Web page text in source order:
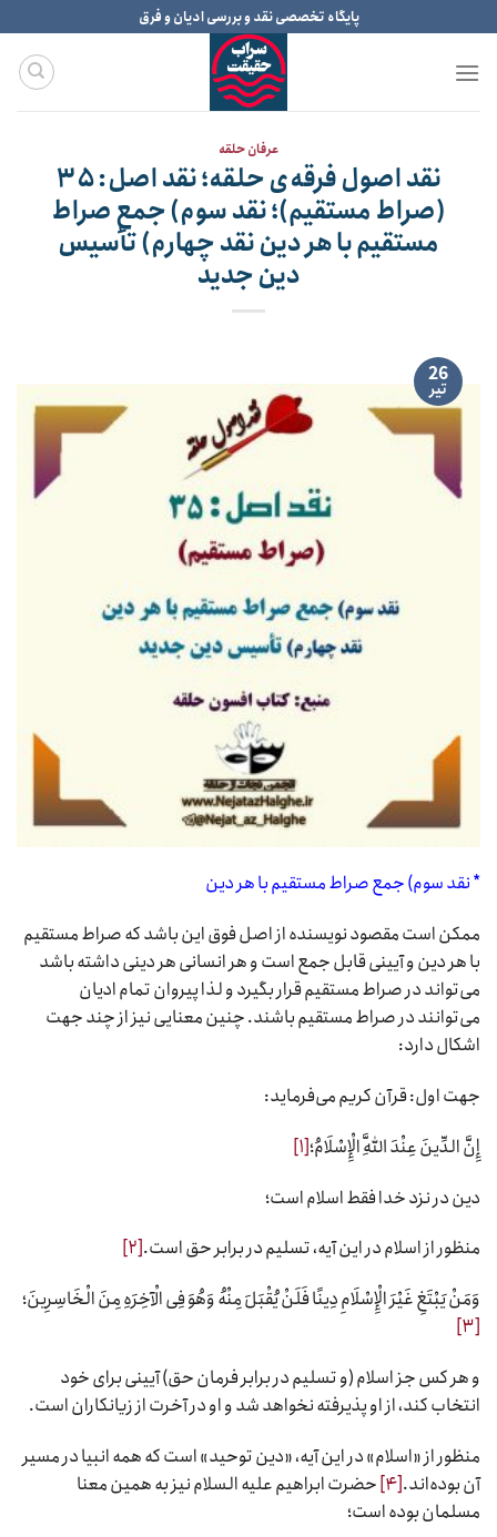
to
content
پایگاه تخصصی نقد و بررسی ادیان و فرق
عرفان حلقه
نقد اصول فرقه‌ی حلقه؛ نقد اصل: ۳۵
(صراط مستقیم)؛ نقد سوم) جمع صراط
مستقیم با هر دین نقد چهارم) تأسیس
دین جدید
26
تیر
* نقد سوم) جمع صراط مستقیم با هر دین
ممکن است مقصود نویسنده از اصل فوق این باشد که صراط مستقیم
با هر دین و آیینی قابل جمع است و هر انسانی هر دینی داشته باشد
می‌تواند در صراط مستقیم قرار بگیرد و لذا پیروان تمام ادیان
می‌توانند در صراط مستقیم باشند. چنین معنایی نیز از چند جهت
اشکال دارد:
جهت اول: قرآن کریم می‌فرماید:
إِنَّ الدِّینَ عِنْدَ اللَّهِ الْإِسْلَامُ؛[۱]
دین در نزد خدا فقط اسلام است؛
منظور از اسلام در این آیه، تسلیم در برابر حق است.[۲]
وَمَنْ یَبْتَغِ غَیْرَ الْإِسْلَامِ دِینًا فَلَنْ یُقْبَلَ مِنْهُ وَهُوَ فِی الْآخِرَهِ مِنَ الْخَاسِرِینَ؛
[۳]
و هر کس جز اسلام (و تسلیم در برابر فرمان حق) آیینی برای خود
انتخاب کند، از او پذیرفته نخواهد شد و او در آخرت از زیانکاران است.
منظور از «اسلام» در این آیه، «دین توحید» است که همه انبیا در مسیر
آن بوده‌اند.[۴]
حضرت ابراهیم علیه السلام نیز به همین معنا
مسلمان بوده است؛